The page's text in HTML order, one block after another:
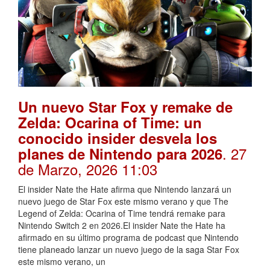
Un nuevo Star Fox y remake de
Zelda: Ocarina of Time: un
conocido insider desvela los
planes de Nintendo para 2026. 27
de Marzo, 2026 11:03
El insider Nate the Hate afirma que Nintendo lanzará un
nuevo juego de Star Fox este mismo verano y que The
Legend of Zelda: Ocarina of Time tendrá remake para
Nintendo Switch 2 en 2026.El insider Nate the Hate ha
afirmado en su último programa de podcast que Nintendo
tiene planeado lanzar un nuevo juego de la saga Star Fox
este mismo verano, un